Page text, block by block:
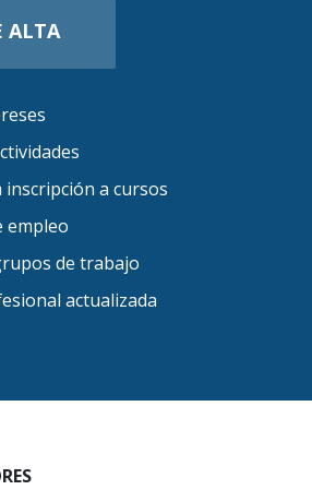
ALTA
inscripción a cursos
empleo
de trabajo
actualizada